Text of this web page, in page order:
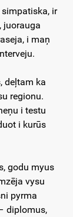
ir
juorauga
i maņ
deļtam ka
regionu.
i testu
i kurūs
godu myus
vysu
pyrma
diplomus,